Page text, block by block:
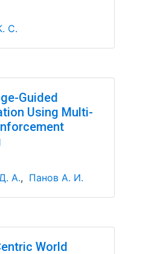
С.
Guided
Using Multi-
А., Панов А. И.
World